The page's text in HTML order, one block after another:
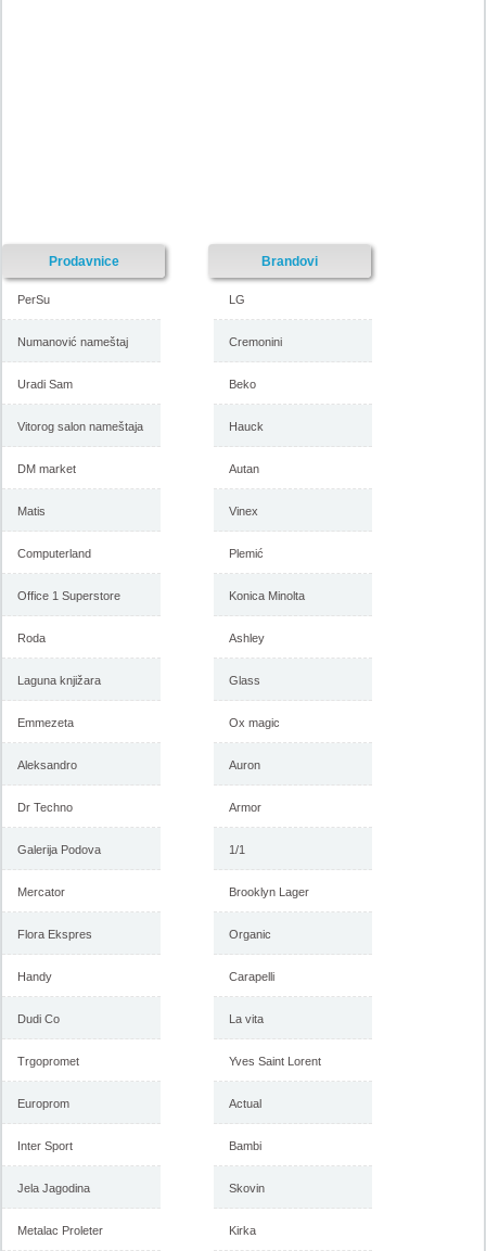
Prodavnice
PerSu
Numanović nameštaj
Uradi Sam
Vitorog salon nameštaja
DM market
Matis
Computerland
Office 1 Superstore
Roda
Laguna knjižara
Emmezeta
Aleksandro
Dr Techno
Galerija Podova
Mercator
Flora Ekspres
Handy
Dudi Co
Trgopromet
Europrom
Inter Sport
Jela Jagodina
Metalac Proleter
Brandovi
LG
Cremonini
Beko
Hauck
Autan
Vinex
Plemić
Konica Minolta
Ashley
Glass
Ox magic
Auron
Armor
1/1
Brooklyn Lager
Organic
Carapelli
La vita
Yves Saint Lorent
Actual
Bambi
Skovin
Kirka